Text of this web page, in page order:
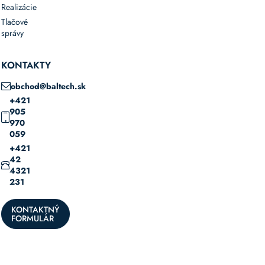
Realizácie
Tlačové
správy
KONTAKTY
obchod@baltech.sk
+421
905
970
059
+421
42
4321
231
KONTAKTNÝ
FORMULÁR